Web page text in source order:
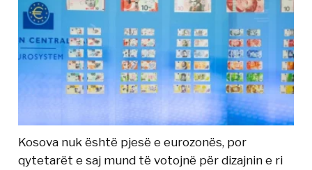
Kosova nuk është pjesë e eurozonës, por
qytetarët e saj mund të votojnë për dizajnin e ri